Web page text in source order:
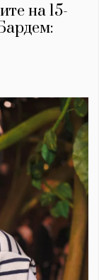
на 15-
Pinterest